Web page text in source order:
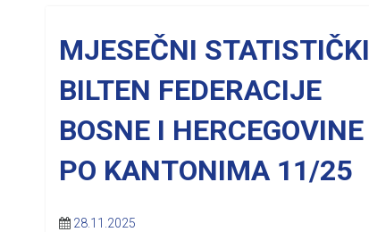
MJESEČNI STATISTIČKI
BILTEN FEDERACIJE
BOSNE I HERCEGOVINE
PO KANTONIMA 11/25
28.11.2025